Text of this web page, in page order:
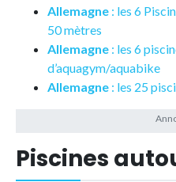
Allemagne : les 6
50 mètres
Allemagne : les 6
d’aquagym/aquabike
Allemagne : les 25
Piscines